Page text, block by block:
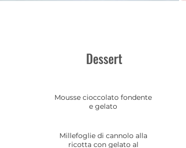
Dessert
Mousse cioccolato fondente
e gelato
Millefoglie di cannolo alla
ricotta con gelato al